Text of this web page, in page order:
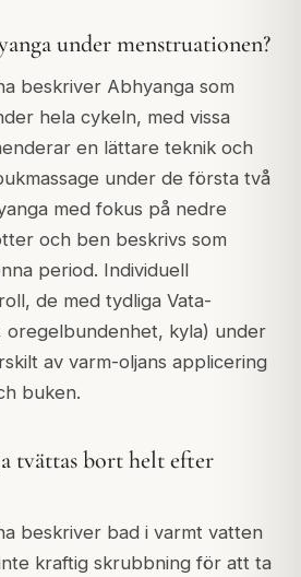
under menstruationen?
beskriver Abhyanga som
hela cykeln, med vissa
en lättare teknik och
under de första två
med fokus på nedre
och ben beskrivs som
period. Individuell
de med tydliga Vata-
oregelbundenhet, kyla) under
av varm-oljans applicering
buken.
tvättas bort helt efter
beskriver bad i varmt vatten
kraftig skrubbning för att ta